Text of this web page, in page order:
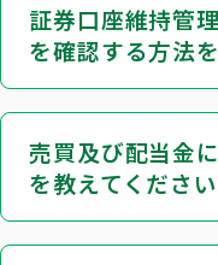
証券口座維持管
を確認する方法
売買及び配当金
を教えてください